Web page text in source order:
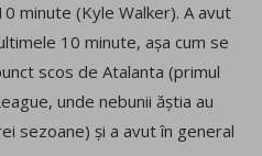
minute (Kyle Walker). A avut
10 minute, așa cum se
scos de Atalanta (primul
unde nebunii ăștia au
sezoane) și a avut în general